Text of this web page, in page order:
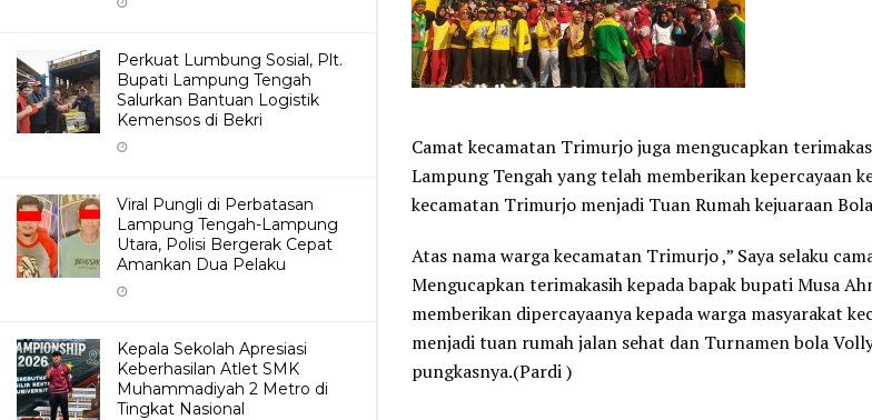
Perkuat Lumbung Sosial, Plt.
Bupati Lampung Tengah
Salurkan Bantuan Logistik
Kemensos di Bekri
Viral Pungli di Perbatasan
Lampung Tengah-Lampung
Utara, Polisi Bergerak Cepat
Amankan Dua Pelaku
Kepala Sekolah Apresiasi
Keberhasilan Atlet SMK
Muhammadiyah 2 Metro di
Tingkat Nasional
Camat kecamatan Trimurjo juga mengucapkan
Lampung Tengah yang telah memberikan kepercayaan
kecamatan Trimurjo menjadi Tuan Rumah kejuaraan
Atas nama warga kecamatan Trimurjo ,” Saya selaku
Mengucapkan terimakasih kepada bapak bupati Musa
memberikan dipercayaanya kepada warga masyarakat
menjadi tuan rumah jalan sehat dan Turnamen bola
pungkasnya.(Pardi )